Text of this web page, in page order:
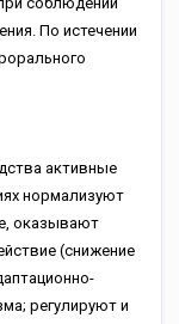
По истечении
активные
нормализуют
оказывают
(снижение
регулируют и